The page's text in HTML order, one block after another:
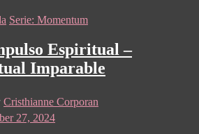
Serie: Momentum
Espiritual –
Imparable
Cristhianne Corporan
27, 2024